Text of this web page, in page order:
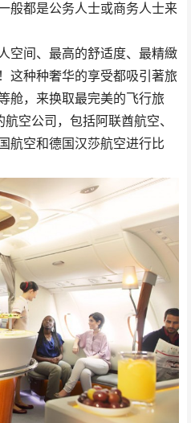
般都是公务人士或商务人士来
空间、最高的舒适度、最精緻
这种种奢华的享受都吸引著旅
舱，来换取最完美的飞行旅
空公司，包括阿联酋航空、
航空和德国汉莎航空进行比